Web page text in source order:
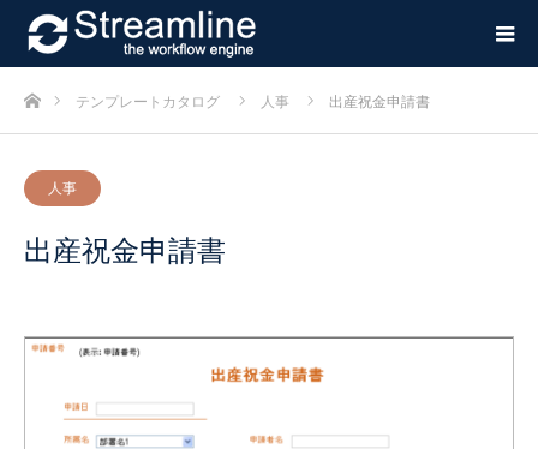
ホームテンプレートカタログ 人事 出産祝金申請書
人事
出産祝金申請書